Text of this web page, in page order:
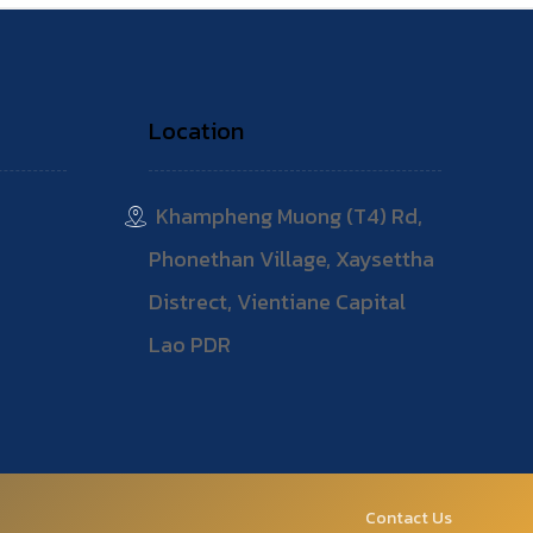
Location
Khampheng Muong (T4) Rd,
Phonethan Village, Xaysettha
Distrect, Vientiane Capital
Lao PDR
Contact Us